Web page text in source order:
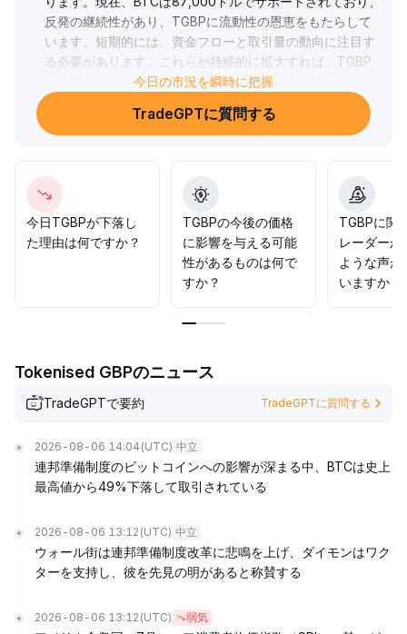
反発の継続性があり、TGBPに流動性の恩恵をもたらして
います。短期的には、資金フローと取引量の動向に注目す
る必要があります。これらが持続的に拡大すれば、TGBP
価格は段階的な上昇を実現し、市場の深度も高まる可能性
があります。88,000ドル以上の価格動向に注意し、トレン
ドに沿ったロング戦略の構築を推奨します。
今日の市況を瞬時に把握
TradeGPTに質問する
今日TGBPが下落し
た理由は何ですか？
TGBPの今後の価格
に影響を与える可能
性があるものは何で
すか？
TGBPに関
レーダーか
ような声が
いますか？
Tokenised GBPのニュース
TradeGPTで要約 TradeGPTに質問する
2026-08-06 14:04 (UTC) 中立
連邦準備制度のビットコインへの影響が深まる中、BTCは史上
最高値から49%下落して取引されている
2026-08-06 13:12 (UTC) 中立
ウォール街は連邦準備制度改革に悲鳴を上げ、ダイモンはワク
ターを支持し、彼を先見の明があると称賛する
2026-08-06 13:12 (UTC) 弱気